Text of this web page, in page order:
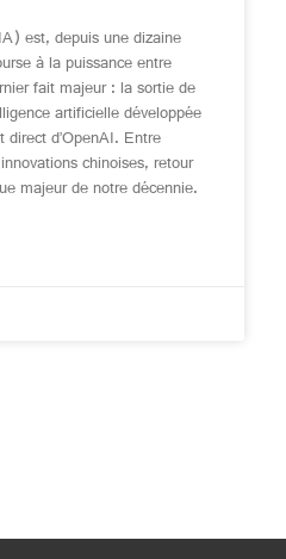
est, depuis une dizaine
à la puissance entre
fait majeur : la sortie de
artificielle développée
d’OpenAI. Entre
chinoises, retour
majeur de notre décennie.